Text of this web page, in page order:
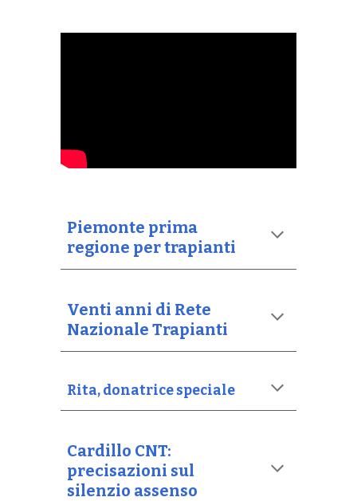
Piemonte prima
regione per trapianti
Venti anni di Rete
Nazionale Trapianti
Rita, donatrice speciale
Cardillo CNT:
precisazioni sul
silenzio assenso